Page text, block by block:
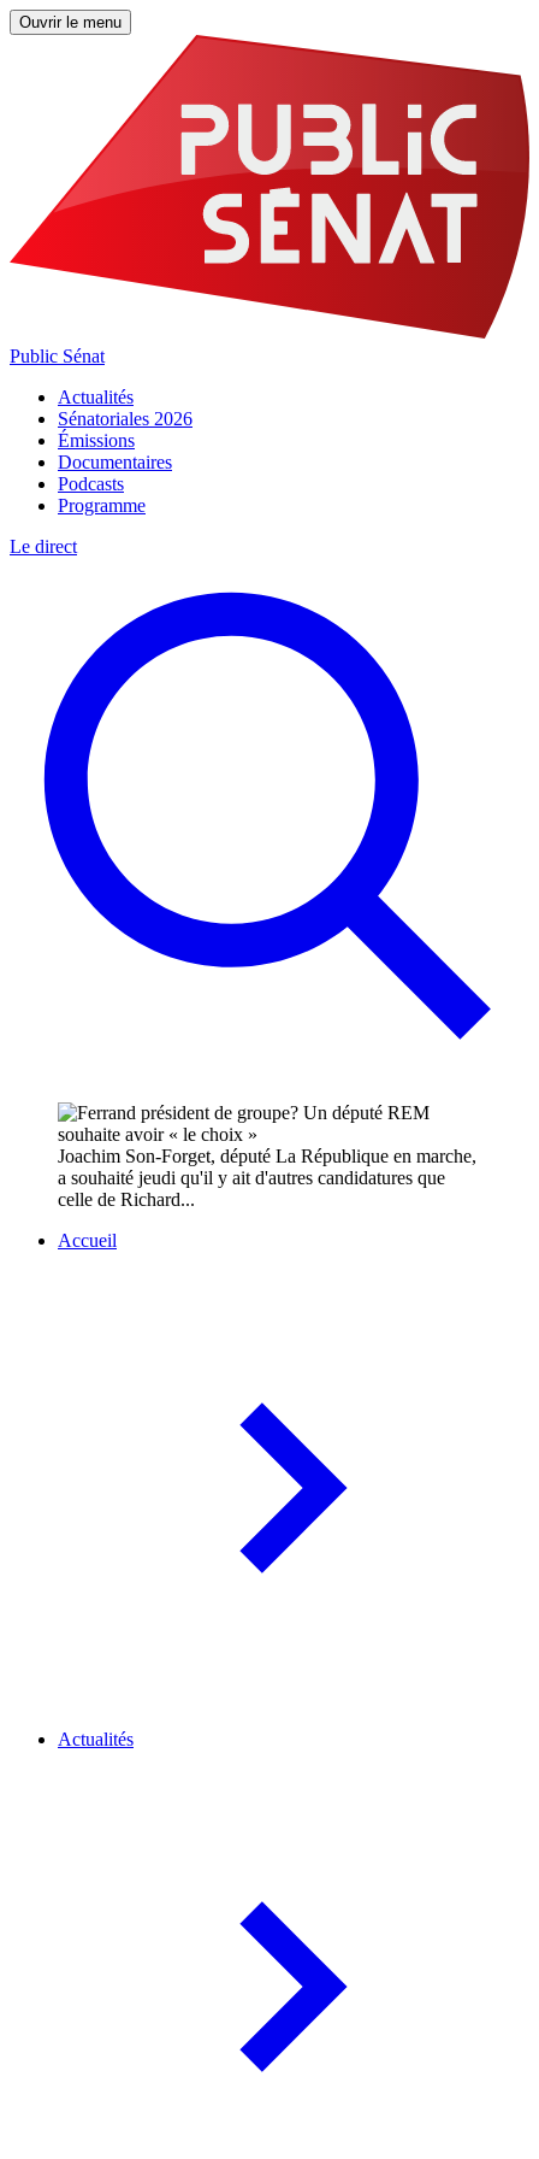
Ouvrir le menu
Public Sénat
Actualités
Sénatoriales 2026
Émissions
Documentaires
Podcasts
Programme
Le direct
Joachim Son-Forget, député La République en marche,
a souhaité jeudi qu'il y ait d'autres candidatures que
celle de Richard...
Accueil
Actualités